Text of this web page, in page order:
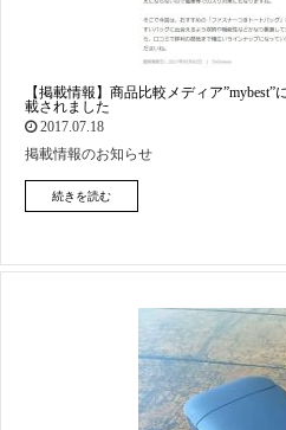
【掲載情報】商品比較メディア
載されました
2017.07.18
掲載情報のお知らせ
続きを読む